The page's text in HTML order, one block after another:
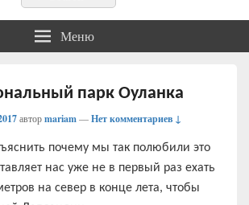
Меню
парк Оуланка
авторmariam—Нет комментариев ↓
почему мы так полюбили это
нас уже не в первый раз ехать
на север в конце лета, чтобы